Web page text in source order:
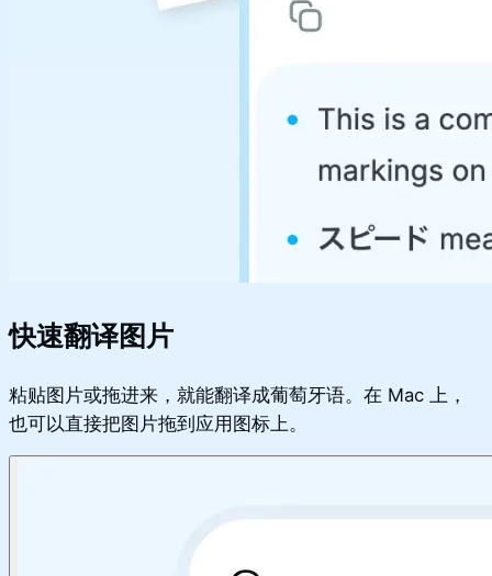
快速翻译图片
粘贴图片或拖进来，就能翻译成葡萄牙语。在 Mac 上，
也可以直接把图片拖到应用图标上。